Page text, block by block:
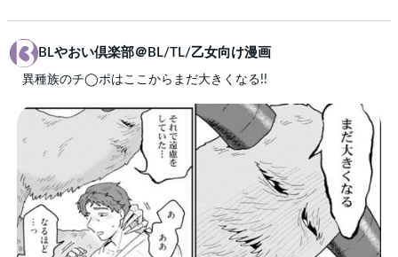
BLやおい倶楽部＠BL/TL/乙女向け漫画
異種族のチ◯ポはここからまだ大きくなる!!